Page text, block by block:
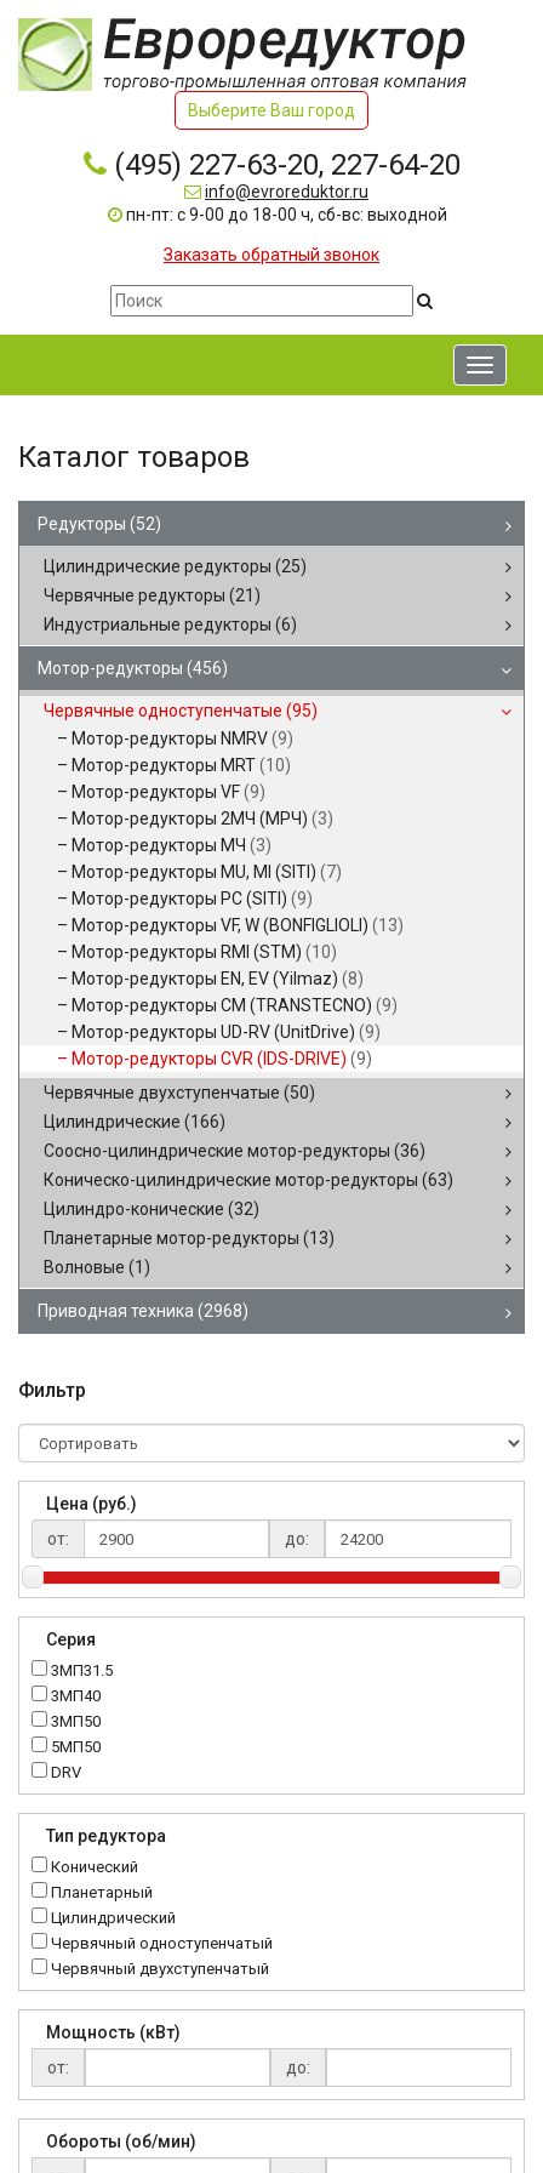
Выберите Ваш город
(495) 227-63-20, 227-64-20
info@evroreduktor.ru
пн-пт: с 9-00 до 18-00 ч, сб-вс: выходной
Заказать обратный звонок
Toggle
Каталог товаров
Редукторы (52)
Цилиндрические редукторы (25)
Червячные редукторы (21)
Индустриальные редукторы (6)
Мотор-редукторы (456)
Червячные одноступенчатые (95)
Мотор-редукторы NMRV(9)
Мотор-редукторы MRT(10)
Мотор-редукторы VF(9)
Мотор-редукторы 2МЧ (МРЧ) (3)
Мотор-редукторы МЧ (3)
Мотор-редукторы MU, MI (SITI) (7)
Мотор-редукторы PC (SITI) (9)
Мотор-редукторы VF, W (BONFIGLIOLI) (13)
Мотор-редукторы RMI (STM) (10)
Мотор-редукторы EN, EV (Yilmaz) (8)
Мотор-редукторы CM (TRANSTECNO) (9)
Мотор-редукторы UD-RV (UnitDrive) (9)
Мотор-редукторы CVR (IDS-DRIVE) (9)
Червячные двухступенчатые (50)
Цилиндрические (166)
Соосно-цилиндрические мотор-редукторы (36)
Коническо-цилиндрические мотор-редукторы (63)
Цилиндро-конические (32)
Планетарные мотор-редукторы (13)
Волновые (1)
Приводная техника (2968)
Фильтр
Цена (руб.)
от:
до:
Серия
3МП31.5
3МП40
3МП50
5МП50
DRV
K..DR
MTC
NMRV
RC
Тип редуктора
Конический
Планетарный
Цилиндрический
Червячный одноступенчатый
Червячный двухступенчатый
Мощность (кВт)
от:
до:
Обороты (об/мин)